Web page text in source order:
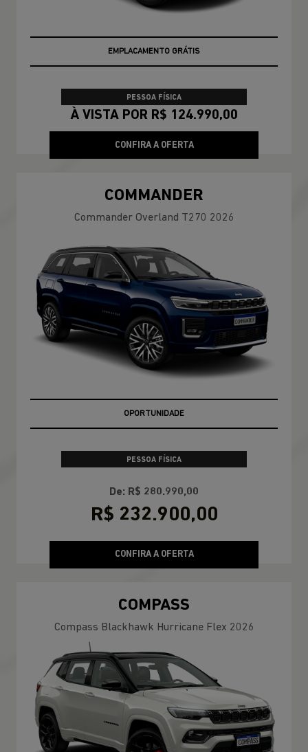
EMPLACAMENTO GRÁTIS
PESSOA FÍSICA
À VISTA POR R$ 124.990,00
CONFIRA A OFERTA
COMMANDER
Commander Overland T270 2026
OPORTUNIDADE
PESSOA FÍSICA
De: R$ 280.990,00
R$ 232.900,00
CONFIRA A OFERTA
COMPASS
Compass Blackhawk Hurricane Flex 2026